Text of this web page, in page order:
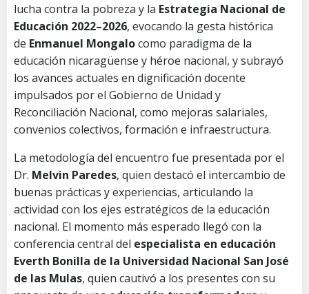
lucha contra la pobreza y la Estrategia Nacional de
Educación 2022–2026, evocando la gesta histórica
de Enmanuel Mongalocomo paradigma de la
educación nicaragüense y héroe nacional, y subrayó
los avances actuales en dignificación docente
impulsados por el Gobierno de Unidad y
Reconciliación Nacional, como mejoras salariales,
convenios colectivos, formación e infraestructura.
La metodología del encuentro fue presentada por el
Dr. Melvin Paredes, quien destacó el intercambio de
buenas prácticas y experiencias, articulando la
actividad con los ejes estratégicos de la educación
nacional. El momento más esperado llegó con la
conferencia central del especialista en educación
Everth Bonilla de la Universidad Nacional San José
de las Mulas, quien cautivó a los presentes con su